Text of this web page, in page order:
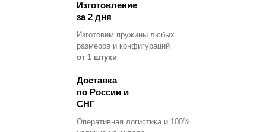
Изготовление
за 2 дня
Изготовим пружины любых
размеров и конфигураций
от 1 штуки
Доставка
по России и
СНГ
Оперативная логистика и 100%